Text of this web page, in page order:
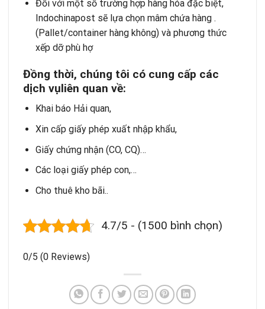
Đối với một số trường hợp hàng hóa đặc biệt,
Indochinapost sẽ lựa chọn mâm chứa hàng .
(Pallet/container hàng không) và phương thức
xếp dỡ phù hợ
Đồng thời, chúng tôi có cung cấp các
dịch vụliên quan về:
Khai báo Hải quan,
Xin cấp giấy phép xuất nhập khẩu,
Giấy chứng nhận (CO, CQ)…
Các loại giấy phép con,…
Cho thuê kho bãi..
4.7/5 - (1500 bình chọn)
0/5 (0 Reviews)